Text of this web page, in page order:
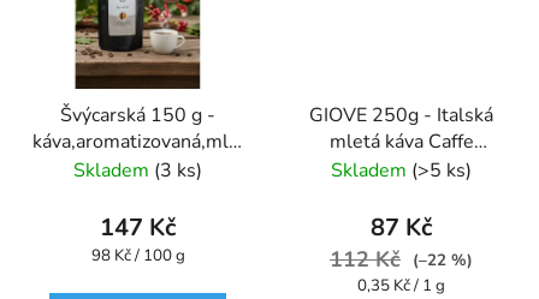
Švýcarská 150 g -
káva,aromatizovaná,mletá
- Oxalis
Skladem (3 ks)
147 Kč
Měrná
98 Kč / 100 g
GIOVE 250g - Italská
mletá káva Caffe
Pompeii
Skladem (>5 ks)
87 Kč
112 Kč
(–22 %)
Měrná
0,35 Kč / 1 g